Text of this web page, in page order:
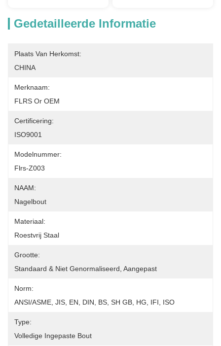
Gedetailleerde Informatie
Plaats Van Herkomst:
CHINA
Merknaam:
FLRS Or OEM
Certificering:
ISO9001
Modelnummer:
Flrs-Z003
NAAM:
Nagelbout
Materiaal:
Roestvrij Staal
Grootte:
Standaard & Niet Genormaliseerd, Aangepast
Norm:
ANSI/ASME, JIS, EN, DIN, BS, SH GB, HG, IFI, ISO
Type:
Volledige Ingepaste Bout